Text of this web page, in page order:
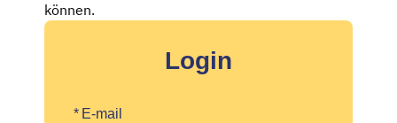
können.
Login
* E-mail